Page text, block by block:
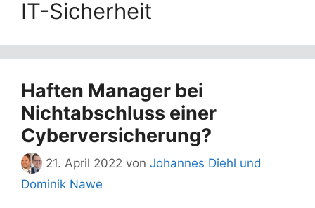
IT-Sicherheit
Haften Manager bei
Nichtabschluss einer
Cyberversicherung?
21. April 2022 von Johannes Diehl und
Dominik Nawe